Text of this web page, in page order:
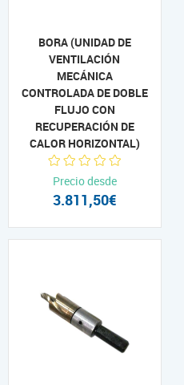
BORA (UNIDAD DE
VENTILACIÓN
MECÁNICA
CONTROLADA DE DOBLE
FLUJO CON
RECUPERACIÓN DE
CALOR HORIZONTAL)
Precio desde
3.811,50€